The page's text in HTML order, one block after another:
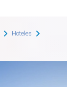
Hoteles